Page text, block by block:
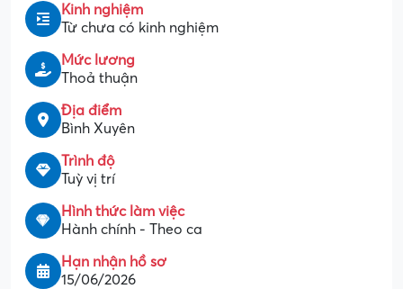
Kinh nghiệm
Từ chưa có kinh nghiệm
Mức lương
Thoả thuận
Địa điểm
Bình Xuyên
Trình độ
Tuỳ vị trí
Hình thức làm việc
Hành chính - Theo ca
Hạn nhận hồ sơ
15/06/2026